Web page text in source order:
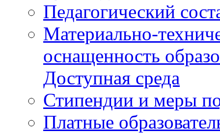
Педагогический
Материально-
оснащенность
Доступная среда
Стипендии и меры
Платные